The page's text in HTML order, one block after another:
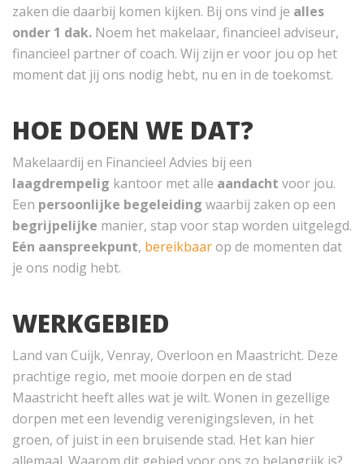
zaken die daarbij komen kijken. Bij ons vind je alles
onder 1 dak. Noem het makelaar, financieel adviseur,
financieel partner of coach. Wij zijn er voor jou op het
moment dat jij ons nodig hebt, nu en in de toekomst.
HOE DOEN WE DAT?
Makelaardij en Financieel Advies bij een
laagdrempelig kantoor met alle aandacht voor jou.
Een persoonlijke begeleiding waarbij zaken op een
begrijpelijke manier, stap voor stap worden uitgelegd.
Eén aanspreekpunt, bereikbaarop de momenten dat
je ons nodig hebt.
WERKGEBIED
Land van Cuijk, Venray, Overloon en Maastricht. Deze
prachtige regio, met mooie dorpen en de stad
Maastricht heeft alles wat je wilt. Wonen in gezellige
dorpen met een levendig verenigingsleven, in het
groen, of juist in een bruisende stad. Het kan hier
allemaal. Waarom dit gebied voor ons zo belangrijk is?